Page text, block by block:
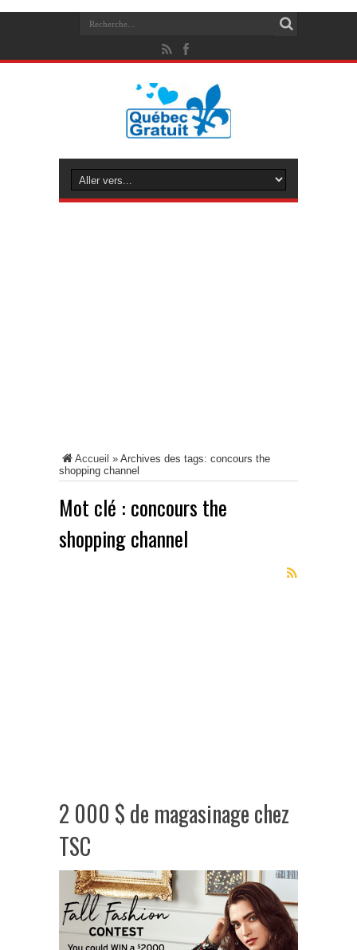
Accueil » Archives des tags: concours the
shopping channel
Mot clé : concours the
shopping channel
2 000 $ de magasinage chez
TSC